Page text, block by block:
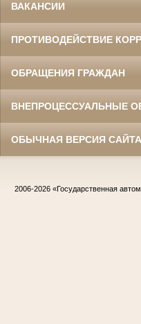
ВАКАНСИИ
ПРОТИВОДЕЙСТВИЕ
ОБРАЩЕНИЯ ГРАЖДАН
ВНЕПРОЦЕССУАЛЬНЫЕ
ОБЫЧНАЯ ВЕРСИЯ САЙТА
2006-2026 «Государственная